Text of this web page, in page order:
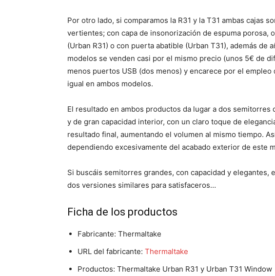
Por otro lado, si comparamos la R31 y la T31 ambas cajas
vertientes; con capa de insonorización de espuma
(Urban R31) o con puerta abatible (Urban T31), además
modelos se venden casi por el mismo precio (unos 5€ de
menos puertos USB (dos menos) y encarece por el
igual en ambos modelos.
El resultado en ambos productos da lugar a dos
y de gran capacidad interior, con un claro toque de
resultado final, aumentando el volumen al mismo tiempo.
dependiendo excesivamente del acabado exterior de este
Si buscáis semitorres grandes, con capacidad y elegantes,
dos versiones similares para satisfaceros…
Ficha de los productos
Fabricante: Thermaltake
URL del fabricante: Thermaltake
Productos: Thermaltake Urban R31 y Urban T31 Window